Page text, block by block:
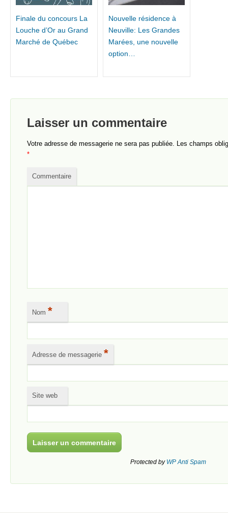
Finale du concours La
Louche d’Or au Grand
Marché de Québec
Nouvelle résidence à
Neuville: Les Grandes
Marées, une nouvelle
option…
Laisser un commentaire
Votre adresse de messagerie ne sera pas publiée. Les champs
*
Commentaire
Nom *
Adresse de messagerie *
Site web
Protected by WP Anti Spam